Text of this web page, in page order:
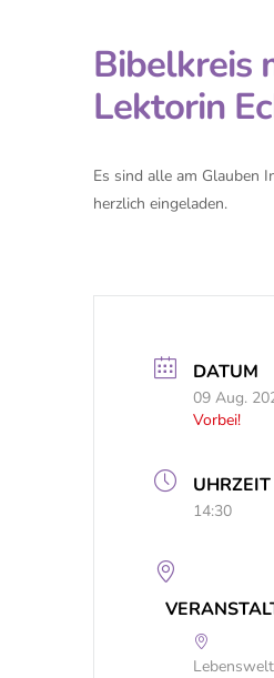
Bibelkreis
Lektorin
Es sind alle am Glauben
herzlich eingeladen.
DATUM
09 Aug.
Vorbei!
UHRZEIT
14:30